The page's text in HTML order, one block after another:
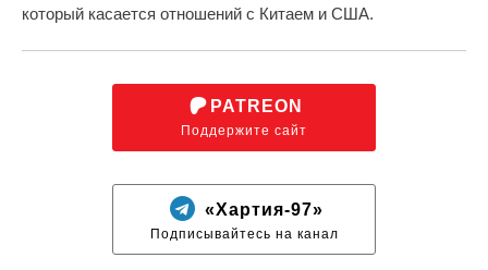
который касается отношений с Китаем и США.
PATREON
Поддержите сайт
«Хартия-97»
Подписывайтесь на канал